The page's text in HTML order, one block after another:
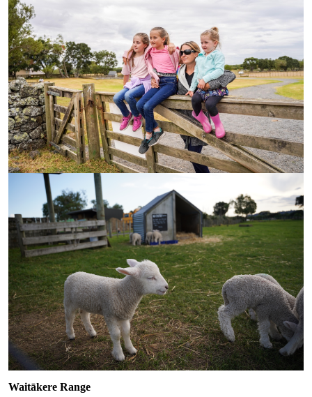
Waitākere Range